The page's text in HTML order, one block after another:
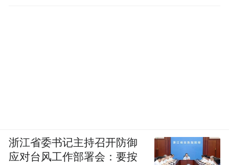
浙江省委书记主持召开防御
应对台风工作部署会：要按